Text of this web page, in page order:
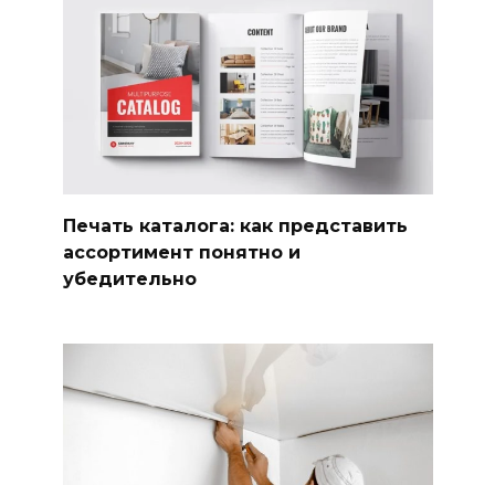
Печать каталога: как представить
ассортимент понятно и
убедительно